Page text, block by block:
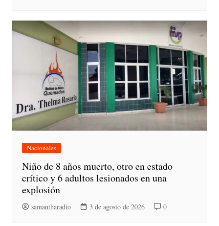
Nacionales
Niño de 8 años muerto, otro en estado
crítico y 6 adultos lesionados en una
explosión
samantharadio 3 de agosto de 2026 0